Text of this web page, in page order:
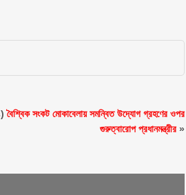
বৈশ্বিক সংকট মোকাবেলায় সমন্বিত উদ্যোগ গ্রহণের ওপর
গুরুত্বারোপ প্রধানমন্ত্রীর»